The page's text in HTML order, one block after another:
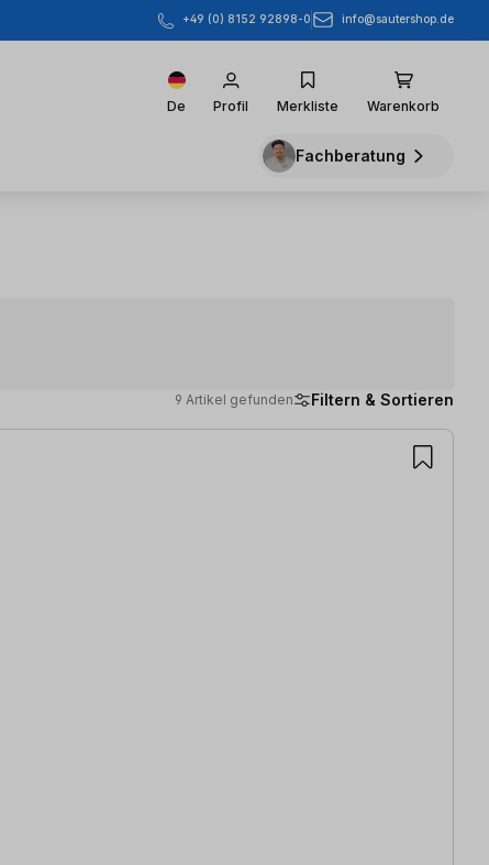
+49 (0) 8152 92898-0 info@sautershop.de
De Profil Merkliste Warenkorb
Fachberatung
9 Artikel gefunden Filtern & Sortieren